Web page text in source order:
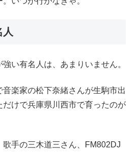
い有名人は、あまりいません。
楽家の松下奈緒さんが生駒市出
けで兵庫県川西市で育ったのが
手の三木道三さん、FM802DJ